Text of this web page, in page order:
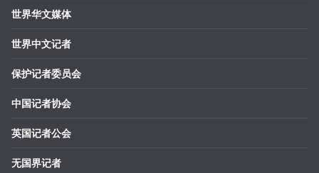
世界华文媒体
世界中文记者
保护记者委员会
中国记者协会
英国记者公会
无国界记者